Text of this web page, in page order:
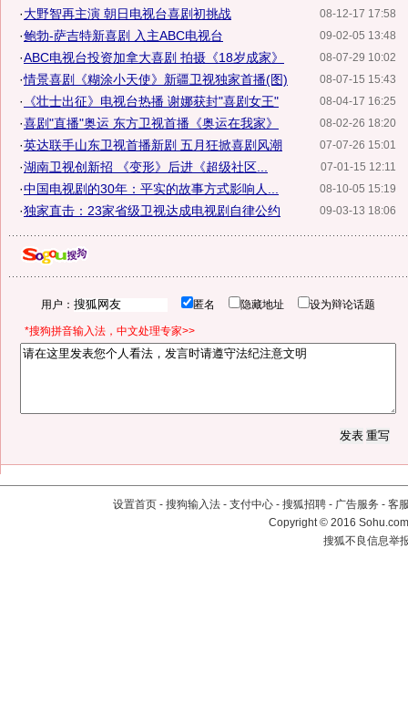
08-12-17 17:58
·大野智再主演 朝日电视台喜剧初挑战
09-02-05 13:48
·鲍勃-萨吉特新喜剧 入主ABC电视台
08-07-29 10:02
·ABC电视台投资加拿大喜剧 拍摄《18岁成家》
08-07-15 15:43
·情景喜剧《糊涂小天使》新疆卫视独家首播(图)
08-04-17 16:25
· 《壮士出征》电视台热播 谢娜获封"喜剧女王"
08-02-26 18:20
·喜剧"直播"奥运 东方卫视首播《奥运在我家》
07-07-26 15:01
·英达联手山东卫视首播新剧 五月狂掀喜剧风潮
07-01-15 12:11
·湖南卫视创新招 《变形》后进《超级社区...
08-10-05 15:19
·中国电视剧的30年：平实的故事方式影响人...
09-03-13 18:06
·独家直击：23家省级卫视达成电视剧自律公约
用户： 匿名 隐藏地址 设为辩论话题
*搜狗拼音输入法，中文处理专家>>
设置首页 - 搜狗输入法 - 支付中心 - 搜狐招聘 - 广告服务 - 客
Copyright©2016
搜狐不良信息举